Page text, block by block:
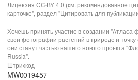
Лицензия CC-BY 4.0 (см. рекомендованное
карточке", раздел "Цитировать для
Хочешь принять участие в создании "Атласа
свои фотографии растений в природе и точку
они станут частью нашего нового проекта
Russia".
Штрихкод
MW0019457